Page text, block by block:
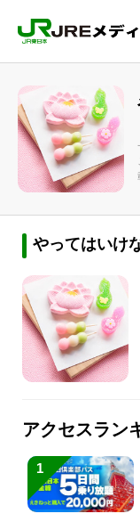
やってはいけ
アクセスラン
1